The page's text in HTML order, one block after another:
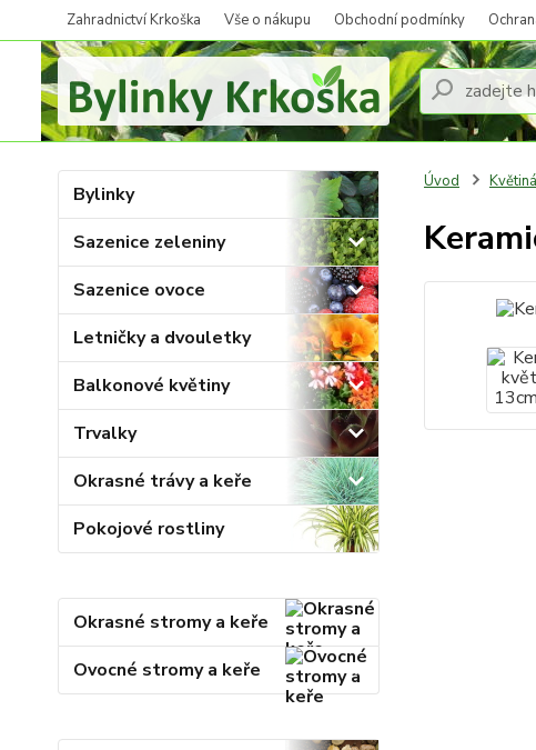
Zahradnictví Krkoška Vše o nákupu Obchodní podmínky
Bylinky
Sazenice zeleniny
Sazenice ovoce
Letničky a dvouletky
Balkonové květiny
Trvalky
Okrasné trávy a keře
Pokojové rostliny
Okrasné stromy a keře
Ovocné stromy a keře
Úvod